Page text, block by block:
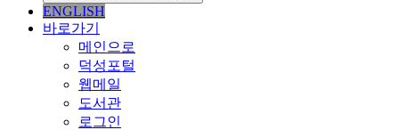
ENGLISH
바로가기
메인으로
덕성포털
웹메일
도서관
로그인